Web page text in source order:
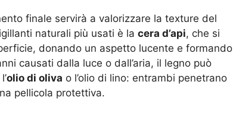
finale servirà a valorizzare la texture del
naturali più usati è la cera d’api, che si
donando un aspetto lucente e formando
causati dalla luce o dall’aria, il legno può
olio di oliva o l’olio di lino: entrambi penetrano
pellicola protettiva.